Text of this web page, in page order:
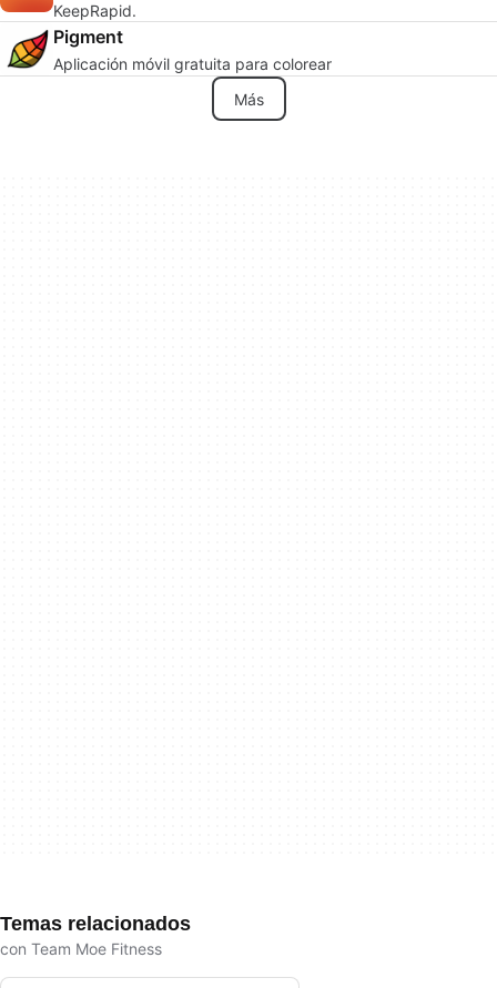
KeepRapid.
Pigment
Aplicación móvil gratuita para colorear
Más
Temas relacionados
con Team Moe Fitness